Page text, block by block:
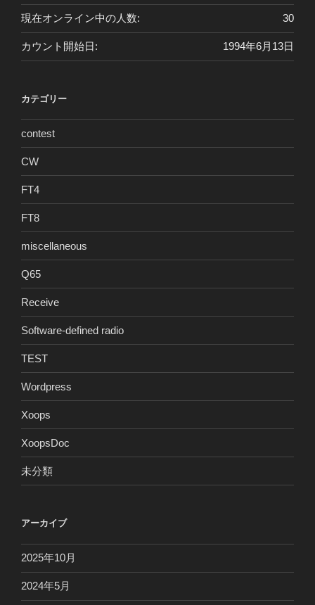
30
現在オンライン中の人数:
1994年6月13日
カウント開始日:
カテゴリー
contest
CW
FT4
FT8
miscellaneous
Q65
Receive
Software-defined radio
TEST
Wordpress
Xoops
XoopsDoc
未分類
アーカイブ
2025年10月
2024年5月